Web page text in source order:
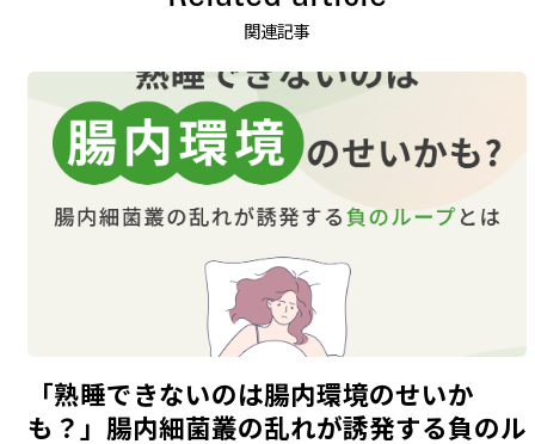
関連記事
「熟睡できないのは腸内環境のせいか
も？」腸内細菌叢の乱れが誘発する負のル